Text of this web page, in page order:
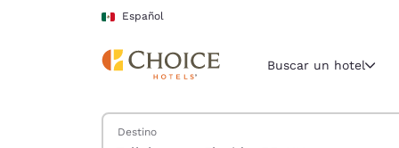
Pasar A Contenido Principal
Español
Buscar un hotel
Buscar hoteles
Destino